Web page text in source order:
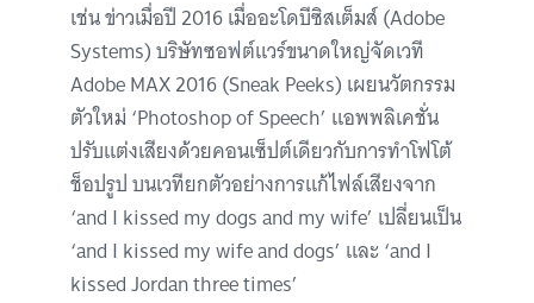
เช่น ข่าวเมื่อปี 2016 เมื่ออะโดบีซิสเต็มส์ (Adobe
Systems) บริษัทซอฟต์แวร์ขนาดใหญ่จัดเวที
Adobe MAX 2016 (Sneak Peeks) เผยนวัตกรรม
ตัวใหม่ ‘Photoshop of Speech’ แอพพลิเคชั่น
ปรับแต่งเสียงด้วยคอนเซ็ปต์เดียวกับการทำโฟโต้
ช็อปรูป บนเวทียกตัวอย่างการแก้ไฟล์เสียงจาก
‘and I kissed my dogs and my wife’ เปลี่ยนเป็น
‘and I kissed my wife and dogs’ และ ‘and I
kissed Jordan three times’